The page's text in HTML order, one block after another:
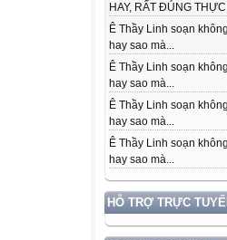
HAY, RẤT ĐÚNG
Ê Thầy Linh soạn
hay sao mà...
Ê Thầy Linh soạn
hay sao mà...
Ê Thầy Linh soạn
hay sao mà...
Ê Thầy Linh soạn
hay sao mà...
HỖ TRỢ TRỰC